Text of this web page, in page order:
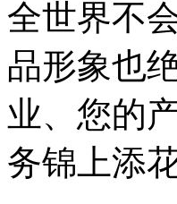
全世界不
品形象也
业、您的
务锦上添花